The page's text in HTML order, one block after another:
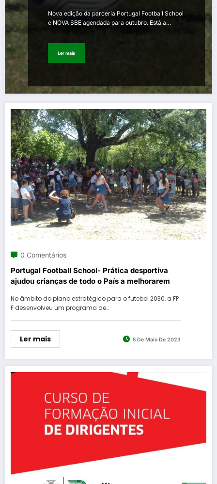
Nova edição da parceria Portugal Football School
e NOVA SBE agendada para outubro. Está a…
Ler mais
0 Comentários
Portugal Football School- Prática desportiva
ajudou crianças de todo o País a melhorarem
No âmbito do plano estratégico para o futebol 2030, a FP
F desenvolveu um programa de…
Ler mais 5 De Maio De 2023